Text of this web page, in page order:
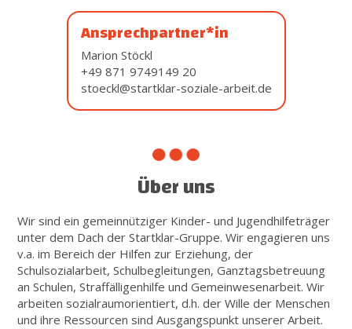
Ansprechpartner*in
Marion Stöckl
+49 871 9749149 20
stoeckl@startklar-soziale-arbeit.de
Über uns
Wir sind ein gemeinnütziger Kinder- und Jugendhilfeträger
unter dem Dach der Startklar-Gruppe. Wir engagieren uns
v.a. im Bereich der Hilfen zur Erziehung, der
Schulsozialarbeit, Schulbegleitungen, Ganztagsbetreuung
an Schulen, Straffälligenhilfe und Gemeinwesenarbeit. Wir
arbeiten sozialraumorientiert, d.h. der Wille der Menschen
und ihre Ressourcen sind Ausgangspunkt unserer Arbeit.